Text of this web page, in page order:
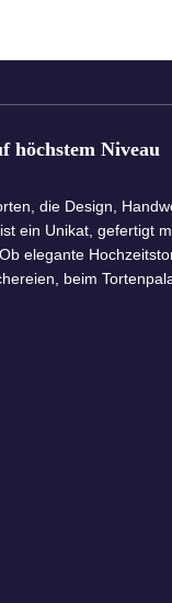
höchstem Niveau
die Design,
ein Unikat, gefertigt
elegante
beim